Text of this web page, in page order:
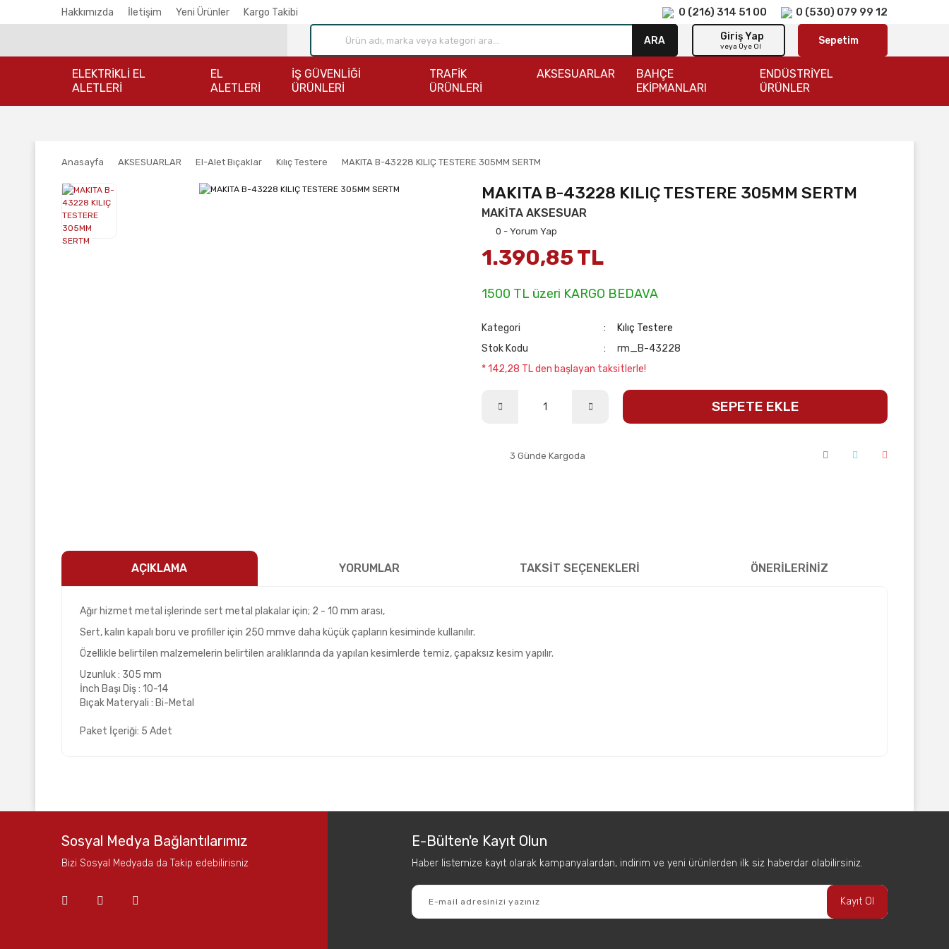
Hakkımızda İletişim Yeni Ürünler Kargo Takibi 0 (216) 314 51 00 0 (530) 079 99 12
ARA Giriş Yap
veya Üye Ol Sepetim
ELEKTRİKLİ EL
ALETLERİ
EL
ALETLERİ
İŞ GÜVENLİĞİ
ÜRÜNLERİ
TRAFİK
ÜRÜNLERİ
AKSESUARLAR
BAHÇE
EKİPMANLARI
ENDÜSTRİYEL
ÜRÜNLER
Anasayfa AKSESUARLAR El-Alet Bıçaklar Kılıç Testere MAKITA B-43228 KILIÇ TESTERE 305MM SERTM
MAKITA B-43228 KILIÇ TESTERE 305MM SERTM
MAKİTA AKSESUAR
0 - Yorum Yap
1.390,85 TL
1500 TL üzeri KARGO BEDAVA
Kategori
Kılıç Testere
Stok Kodu
rm_B-43228
* 142,28 TL den başlayan taksitlerle!
SEPETE EKLE
3 Günde Kargoda
AÇIKLAMA YORUMLAR TAKSİT SEÇENEKLERİ ÖNERİLERİNİZ
Ağır hizmet metal işlerinde sert metal plakalar için; 2 - 10 mm arası,
Sert, kalın kapalı boru ve profiller için 250 mmve daha küçük çapların kesiminde kullanılır.
Özellikle belirtilen malzemelerin belirtilen aralıklarında da yapılan kesimlerde temiz, çapaksız kesim yapılır.
Uzunluk : 305 mm
İnch Başı Diş : 10-14
Bıçak Materyali : Bi-Metal
Paket İçeriği: 5 Adet
Yorum Yaz
Ürün açıklamasında eksik bilgiler bulunuyor.
Ürün fiyatı diğer sitelerden daha pahalı.
Sosyal Medya Bağlantılarımız
Bizi Sosyal Medyada da Takip edebilirisniz
E-Bülten'e Kayıt Olun
Haber listemize kayıt olarak kampanyalardan, indirim ve yeni ürünlerden ilk siz haberdar olabilirsiniz.
Kayıt Ol